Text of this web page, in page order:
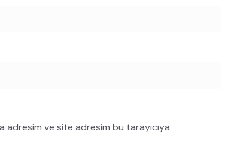
adresim ve site adresim bu tarayıcıya